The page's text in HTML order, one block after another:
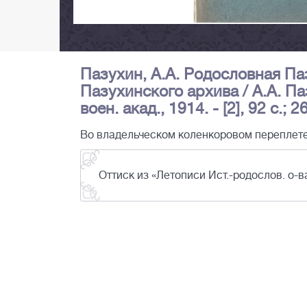
Пазухин, А.А. Родословная
Пазухинского архива / А.А.
воен. акад., 1914. - [2], 92 с.;
Во владельческом коленкоровом
Оттиск из «Летописи Ист.-родослов. о-